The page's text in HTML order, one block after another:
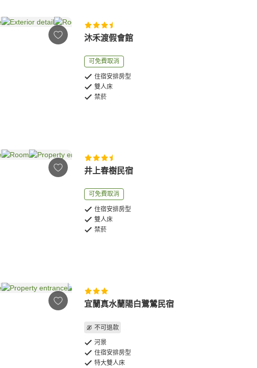
沐禾渡假會館
可免費取消
住宿安排房型
雙人床
禁菸
井上春樹民宿
可免費取消
住宿安排房型
雙人床
禁菸
宜蘭真水蘭陽白鷺鷥民宿
不可退款
河景
住宿安排房型
特大雙人床